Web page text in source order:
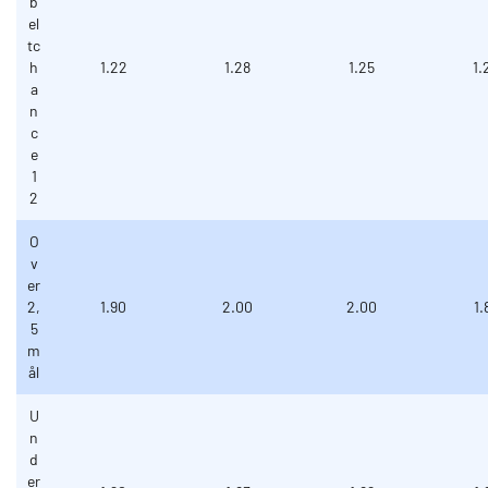
el
tc
h
a
n
c
e
1
2
1.22 1.28 1.25
O
v
er
2,
5
m
ål
1.90 2.00 2.00
U
n
d
er